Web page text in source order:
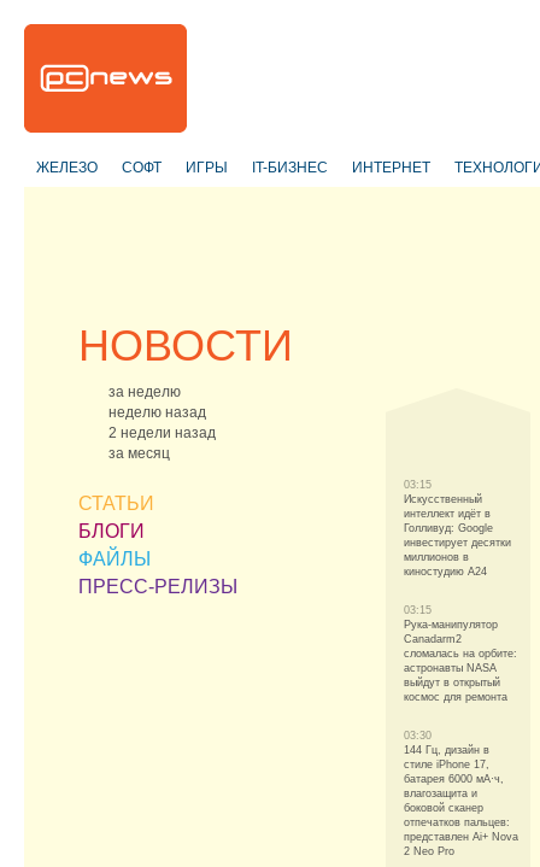
ЖЕЛЕЗО СОФТ ИГРЫ IT-БИЗНЕС ИНТЕРНЕТ
НОВОСТИ
за неделю
неделю назад
2 недели назад
за месяц
СТАТЬИ
БЛОГИ
ФАЙЛЫ
ПРЕСС-РЕЛИЗЫ
03:15
Искусственный
интеллект идёт в
Голливуд: Google
инвестирует десятки
миллионов в
киностудию A24
03:15
Рука-манипулятор
Canadarm2
сломалась на орбите:
астронавты NASA
выйдут в открытый
космос для ремонта
03:30
144 Гц, дизайн в
стиле iPhone 17,
батарея 6000 мА·ч,
влагозащита и
боковой сканер
отпечатков пальцев:
представлен Ai+ Nova
2 Neo Pro